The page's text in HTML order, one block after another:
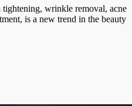
wrinkle removal, acne
is a new trend in the beauty